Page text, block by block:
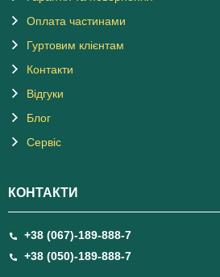
Оплата частинами
Гуртовим клієнтам
Контакти
Відгуки
Блог
Сервіс
КОНТАКТИ
+38 (067)-189-888-7
+38 (050)-189-888-7